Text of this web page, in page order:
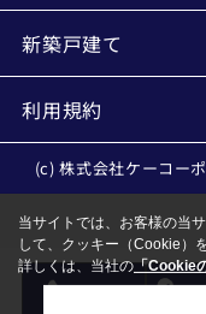
新築戸建て
利用規約
(c) 株式会社ケーコー
電話
当サイトでは、お客様の当
して、クッキー（Cookie）
詳しくは、当社の「Cookie